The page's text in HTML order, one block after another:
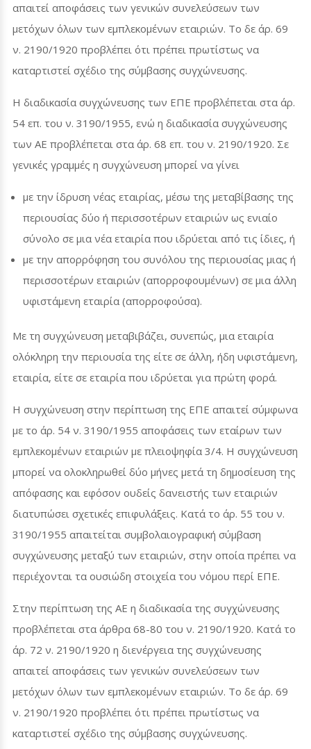
απαιτεί αποφάσεις των γενικών συνελεύσεων των
μετόχων όλων των εμπλεκομένων εταιριών. Το δε άρ. 69
ν. 2190/1920 προβλέπει ότι πρέπει πρωτίστως να
καταρτιστεί σχέδιο της σύμβασης συγχώνευσης.
Η διαδικασία συγχώνευσης των ΕΠΕ προβλέπεται στα άρ.
54 επ. του ν. 3190/1955, ενώ η διαδικασία συγχώνευσης
των ΑΕ προβλέπεται στα άρ. 68 επ. του ν. 2190/1920. Σε
γενικές γραμμές η συγχώνευση μπορεί να γίνει
με την ίδρυση νέας εταιρίας, μέσω της μεταβίβασης της
περιουσίας δύο ή περισσοτέρων εταιριών ως ενιαίο
σύνολο σε μια νέα εταιρία που ιδρύεται από τις ίδιες, ή
με την απορρόφηση του συνόλου της περιουσίας μιας ή
περισσοτέρων εταιριών (απορροφουμένων) σε μια άλλη
υφιστάμενη εταιρία (απορροφούσα).
Με τη συγχώνευση μεταβιβάζει, συνεπώς, μια εταιρία
ολόκληρη την περιουσία της είτε σε άλλη, ήδη υφιστάμενη,
εταιρία, είτε σε εταιρία που ιδρύεται για πρώτη φορά.
Η συγχώνευση στην περίπτωση της ΕΠΕ απαιτεί σύμφωνα
με το άρ. 54 ν. 3190/1955 αποφάσεις των εταίρων των
εμπλεκομένων εταιριών με πλειοψηφία 3/4. Η συγχώνευση
μπορεί να ολοκληρωθεί δύο μήνες μετά τη δημοσίευση της
απόφασης και εφόσον ουδείς δανειστής των εταιριών
διατυπώσει σχετικές επιφυλάξεις. Κατά το άρ. 55 του ν.
3190/1955 απαιτείται συμβολαιογραφική σύμβαση
συγχώνευσης μεταξύ των εταιριών, στην οποία πρέπει να
περιέχονται τα ουσιώδη στοιχεία του νόμου περί ΕΠΕ.
Στην περίπτωση της ΑΕ η διαδικασία της συγχώνευσης
προβλέπεται στα άρθρα 68-80 του ν. 2190/1920. Κατά το
άρ. 72 ν. 2190/1920 η διενέργεια της συγχώνευσης
απαιτεί αποφάσεις των γενικών συνελεύσεων των
μετόχων όλων των εμπλεκομένων εταιριών. Το δε άρ. 69
ν. 2190/1920 προβλέπει ότι πρέπει πρωτίστως να
καταρτιστεί σχέδιο της σύμβασης συγχώνευσης.